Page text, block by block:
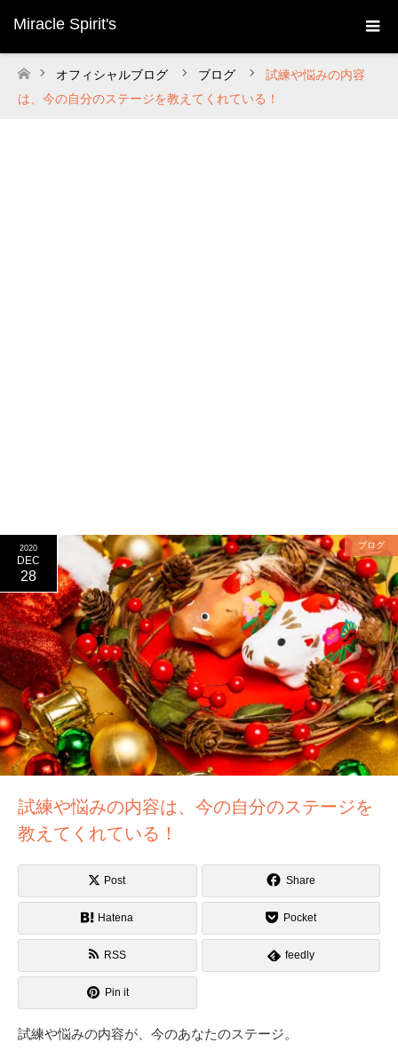
Miracle Spirit's
ホーム
オフィシャルブログ ブログ
試練や悩みの内容
は、今の自分のステージを教えてくれている！
2020
DEC
28
ブログ
試練や悩みの内容は、今の自分のステージを
教えてくれている！
Post Share
Hatena Pocket
RSS feedly
Pin it
試練や悩みの内容が、今のあなたのステージ。